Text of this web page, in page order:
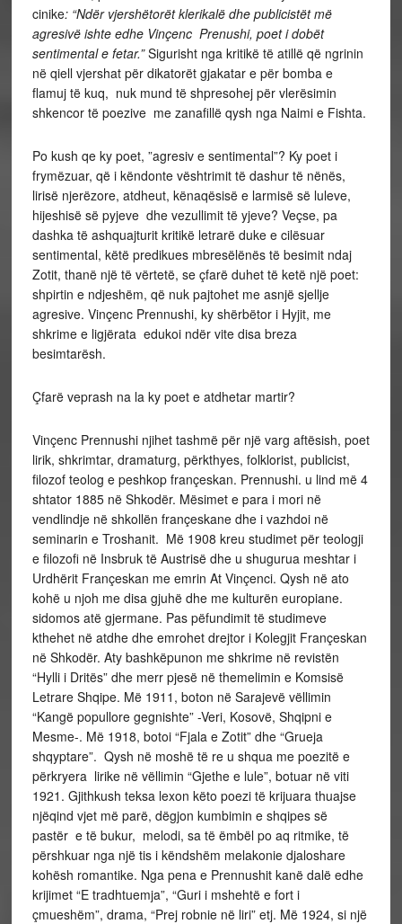
cinike: “Ndër vjershëtorët klerikalë dhe publicistët më
agresivë ishte edhe Vinçenc Prenushi, poet i dobët
sentimental e fetar.”Sigurisht nga kritikë të atillë që ngrinin
në qiell vjershat për dikatorët gjakatar e për bomba e
flamuj të kuq, nuk mund të shpresohej për vlerësimin
shkencor të poezive me zanafillë qysh nga Naimi e Fishta.
Po kush qe ky poet, ”agresiv e sentimental”? Ky poet i
frymëzuar, që i këndonte vështrimit të dashur të nënës,
lirisë njerëzore, atdheut, kënaqësisë e larmisë së luleve,
hijeshisë së pyjeve dhe vezullimit të yjeve? Veçse, pa
dashka të ashquajturit kritikë letrarë duke e cilësuar
sentimental, këtë predikues mbresëlënës të besimit ndaj
Zotit, thanë një të vërtetë, se çfarë duhet të ketë një poet:
shpirtin e ndjeshëm, që nuk pajtohet me asnjë sjellje
agresive. Vinçenc Prennushi, ky shërbëtor i Hyjit, me
shkrime e ligjërata edukoi ndër vite disa breza
besimtarësh.
Çfarë veprash na la ky poet e atdhetar martir?
Vinçenc Prennushi njihet tashmë për një varg aftësish, poet
lirik, shkrimtar, dramaturg, përkthyes, folklorist, publicist,
filozof teolog e peshkop françeskan. Prennushi. u lind më 4
shtator 1885 në Shkodër. Mësimet e para i mori në
vendlindje në shkollën françeskane dhe i vazhdoi në
seminarin e Troshanit. Më 1908 kreu studimet për teologji
e filozofi në Insbruk të Austrisë dhe u shugurua meshtar i
Urdhërit Françeskan me emrin At Vinçenci. Qysh në ato
kohë u njoh me disa gjuhë dhe me kulturën europiane.
sidomos atë gjermane. Pas pëfundimit të studimeve
kthehet në atdhe dhe emrohet drejtor i Kolegjit Françeskan
në Shkodër. Aty bashkëpunon me shkrime në revistën
“Hylli i Dritës” dhe merr pjesë në themelimin e Komsisë
Letrare Shqipe. Më 1911, boton në Sarajevë vëllimin
“Kangë popullore gegnishte” -Veri, Kosovë, Shqipni e
Mesme-. Më 1918, botoi “Fjala e Zotit” dhe “Grueja
shqyptare”. Qysh në moshë të re u shqua me poezitë e
përkryera lirike në vëllimin “Gjethe e lule”, botuar në viti
1921. Gjithkush teksa lexon këto poezi të krijuara thuajse
njëqind vjet më parë, dëgjon kumbimin e shqipes së
pastër e të bukur, melodi, sa të ëmbël po aq ritmike, të
përshkuar nga një tis i këndshëm melakonie djaloshare
kohësh romantike. Nga pena e Prennushit kanë dalë edhe
krijimet “E tradhtuemja”, “Guri i mshehtë e fort i
çmueshëm”, drama, “Prej robnie në liri” etj. Më 1924, si një